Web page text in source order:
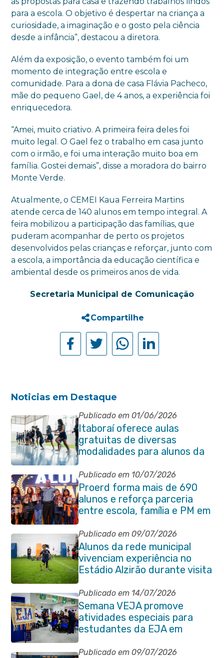
para a escola. O objetivo é despertar na criança a
curiosidade, a imaginação e o gosto pela ciência
desde a infância”, destacou a diretora.
Além da exposição, o evento também foi um
momento de integração entre escola e
comunidade. Para a dona de casa Flávia Pacheco,
mãe do pequeno Gael, de 4 anos, a experiência foi
enriquecedora.
“Amei, muito criativo. A primeira feira deles foi
muito legal. O Gael fez o trabalho em casa junto
com o irmão, e foi uma interação muito boa em
família. Gostei demais”, disse a moradora do bairro
Monte Verde.
Atualmente, o CEMEI Kaua Ferreira Martins
atende cerca de 140 alunos em tempo integral. A
feira mobilizou a participação das famílias, que
puderam acompanhar de perto os projetos
desenvolvidos pelas crianças e reforçar, junto com
a escola, a importância da educação científica e
ambiental desde os primeiros anos de vida.
Secretaria Municipal de Comunicação
Compartilhe
Noticias em Destaque
Publicado em 01/06/2026
Itaboraí oferece aulas
gratuitas de diversas
modalidades para alunos da
rede municipal de ensino
Publicado em 10/07/2026
Proerd forma mais de 690
alunos e reforça parceria
entre escola, família e PM em
Itaboraí
Publicado em 09/07/2026
Alunos da rede municipal
vivenciam experiência no
Estádio Alzirão durante visita
pedagógica
Publicado em 14/07/2026
Semana VEJA promove
atividades especiais para
estudantes da EJA em
Itaboraí
Publicado em 09/07/2026